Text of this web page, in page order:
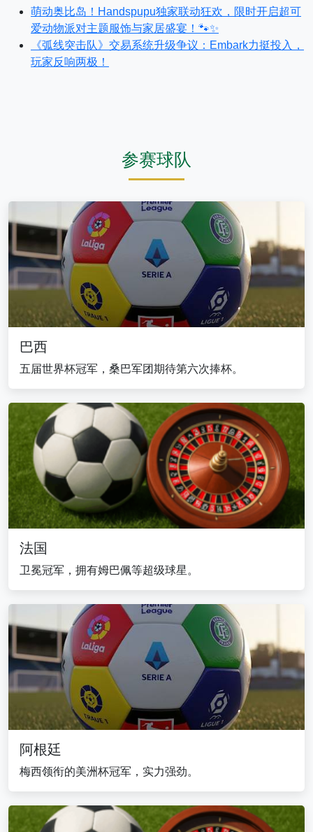
萌动奥比岛！Handspupu独家联动狂欢，限时开启超可
爱动物派对主题服饰与家居盛宴！🐾✨
《弧线突击队》交易系统升级争议：Embark力挺投入，
玩家反响两极！
参赛球队
巴西
五届世界杯冠军，桑巴军团期待第六次捧杯。
法国
卫冕冠军，拥有姆巴佩等超级球星。
阿根廷
梅西领衔的美洲杯冠军，实力强劲。